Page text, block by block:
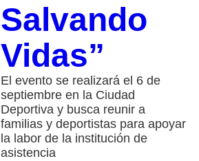
Salvando
Vidas”
El evento se realizará el 6 de
septiembre en la Ciudad
Deportiva y busca reunir a
familias y deportistas para apoyar
la labor de la institución de
asistencia